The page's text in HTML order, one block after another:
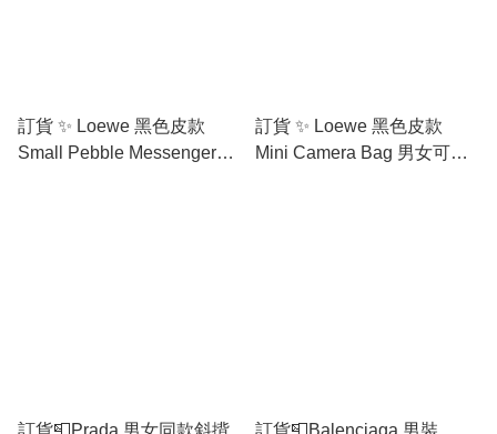
訂貨 ✨ Loewe 黑色皮款
Small Pebble Messenger
訂貨 ✨ Loewe 黑色皮款
Mini Camera Bag 男女可用
訂貨📮Prada 男女同款斜揹
訂貨📮Balenciaga 男裝